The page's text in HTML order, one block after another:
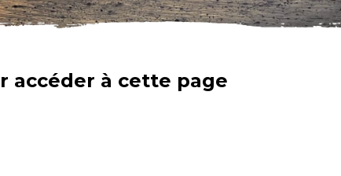
accéder à cette page